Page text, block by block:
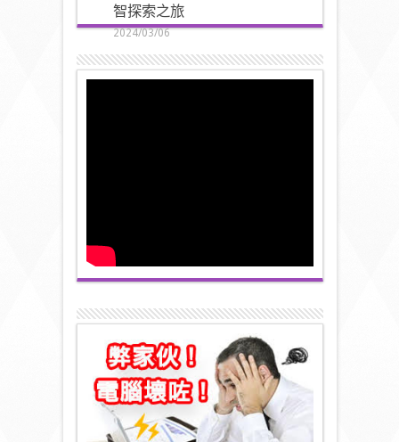
智探索之旅
2024/03/06